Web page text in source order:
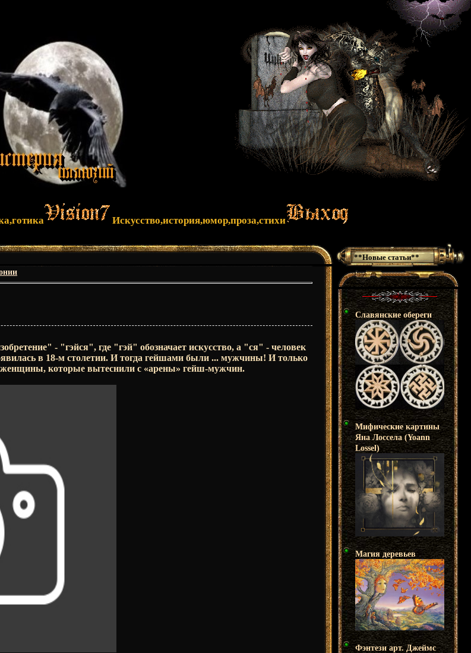
Искусство,история,юмор,проза,стихи
- "гэйся", где "гэй" обозначает искусство, а "ся" - человек
в 18-м столетии. И тогда гейшами были ... мужчины! И только
женщины, которые вытеснили с «арены» гейш-мужчин.
**Новые статьи**
Славянские обереги
Мифические картины
Яна Лоссела (Yoann
Lossel)
Магия деревьев
Фэнтези арт. Джеймс